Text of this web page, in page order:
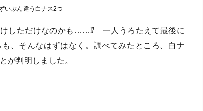
いぶん違う白ナス2つ
けしただけなのかも……⁉︎ 一人うろたえて最後に
、そんなはずはなく。調べてみたところ、白ナ
が判明しました。